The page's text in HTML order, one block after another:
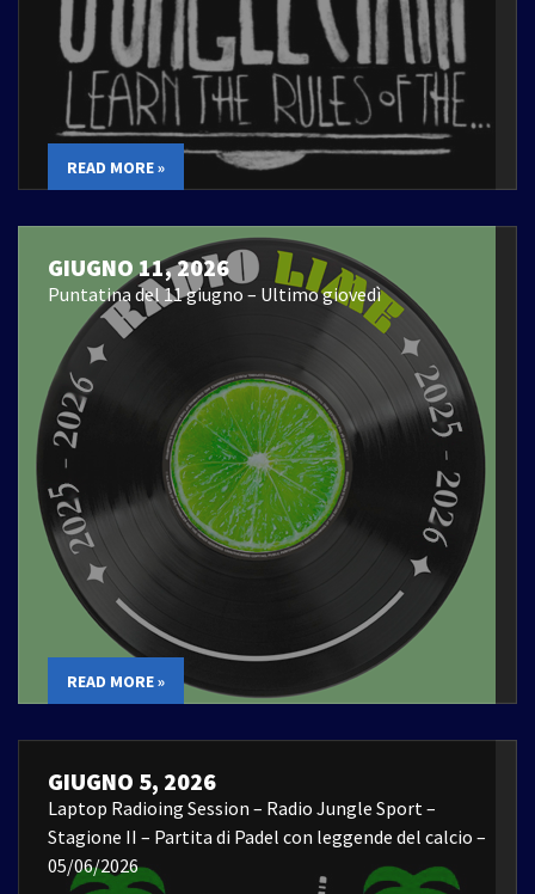
READ MORE »
GIUGNO 11, 2026
Puntatina del 11 giugno – Ultimo giovedì
READ MORE »
GIUGNO 5, 2026
Laptop Radioing Session – Radio Jungle Sport –
Stagione II – Partita di Padel con leggende del calcio –
05/06/2026